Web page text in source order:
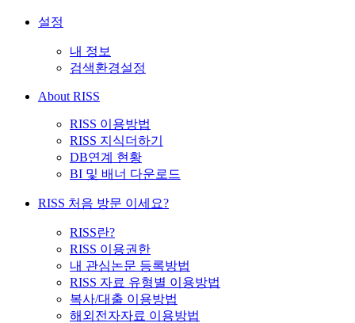
설정
내 정보
검색환경설정
About RISS
RISS 이용방법
RISS 지식더하기
DB연계 현황
BI 및 배너 다운로드
RISS 처음 방문 이세요?
RISS란?
RISS 이용권한
내 관심논문 등록방법
RISS 자료 유형별 이용방법
복사/대출 이용방법
해외전자자료 이용방법